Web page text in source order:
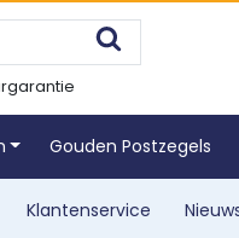
Gouden Postzegels
Klantenservice